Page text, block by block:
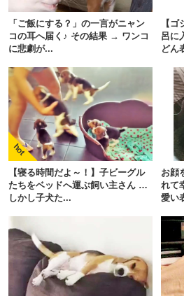
「ご飯にする？」の一言がニャン
コの耳へ届く♪ その結果 → ワンコ
に悲劇が...
【
呂に
どん
【寝る時間だよ～！】子ビーグル
たちをベッドへ運ぶ飼い主さん …
しかし子犬た...
お顔
れて
愛い
PECOアプリをダウンロ